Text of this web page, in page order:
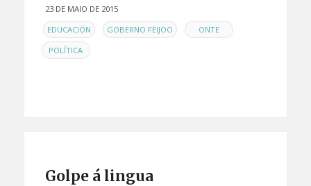
23 DE MAIO DE 2015
ENEDUCACIÓN , GOBERNO FEIJOO , ONTE ,
POLÍTICA
Golpe á lingua